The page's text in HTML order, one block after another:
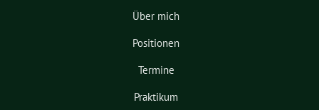
Über mich
Positionen
Termine
Praktikum